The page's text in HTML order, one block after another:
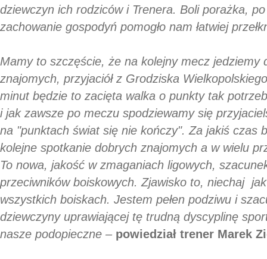
dziewczyn ich rodziców i Trenera. Boli porażka,
zachowanie gospodyń pomogło nam łatwiej
Mamy to szczęście, że na kolejny mecz jedziemy
znajomych, przyjaciół z Grodziska
minut będzie to zacięta walka o punkty tak
i jak zawsze po meczu spodziewamy się
na "punktach świat się nie kończy". Za jakiś czas
kolejne spotkanie dobrych znajomych a w wielu
To nowa, jakość w zmaganiach ligowych,
przeciwników boiskowych. Zjawisko to, niechaj
wszystkich boiskach. Jestem pełen podziwu i
dziewczyny uprawiającej tę trudną dyscyplinę
nasze podopieczne – powiedział trener Marek